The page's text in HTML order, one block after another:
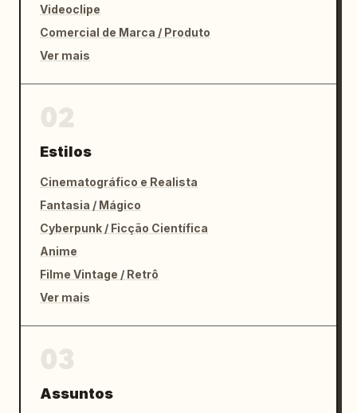
Videoclipe
Comercial de Marca / Produto
Ver mais
Estilos
Cinematográfico e Realista
Fantasia / Mágico
Cyberpunk / Ficção Científica
Anime
Filme Vintage / Retrô
Ver mais
Assuntos